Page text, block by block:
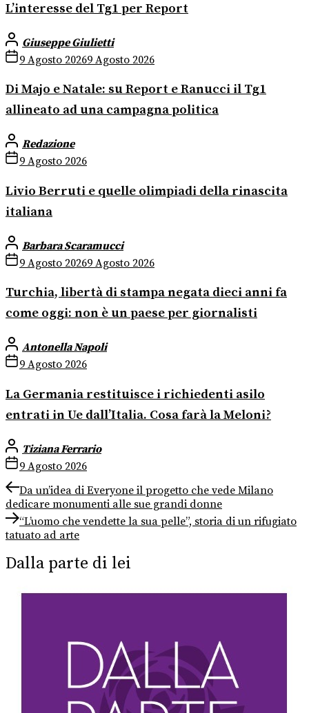
L’interesse del Tg1 per Report
Giuseppe Giulietti
9 Agosto 20269 Agosto 2026
Di Majo e Natale: su Report e Ranucci il Tg1
allineato ad una campagna politica
Redazione
9 Agosto 2026
Livio Berruti e quelle olimpiadi della rinascita
italiana
Barbara Scaramucci
9 Agosto 20269 Agosto 2026
Turchia, libertà di stampa negata dieci anni fa
come oggi: non è un paese per giornalisti
Antonella Napoli
9 Agosto 2026
La Germania restituisce i richiedenti asilo
entrati in Ue dall’Italia. Cosa farà la Meloni?
Tiziana Ferrario
9 Agosto 2026
Navigazione
articoli
Previous
post:
Da un’idea di Everyone il progetto che vede Milano
dedicare monumenti alle sue grandi donne
Next
post:
“L’uomo che vendette la sua pelle”, storia di un rifugiato
tatuato ad arte
Dalla parte di lei